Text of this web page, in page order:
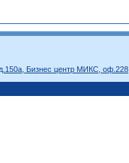
д.150а, Бизнес центр МИКС, оф.228